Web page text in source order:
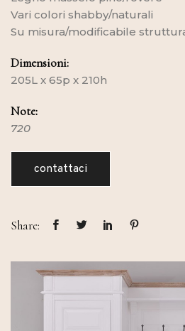
Vari colori shabby/naturali
Su misura/modificabile
Dimensioni:
205L x 65p x 210h
Note:
720
contattaci
Share: